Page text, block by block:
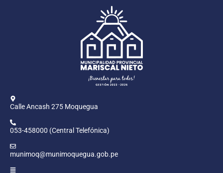
Calle Ancash 275 Moquegua
053-458000 (Central Telefónica)
munimoq@munimoquegua.gob.pe